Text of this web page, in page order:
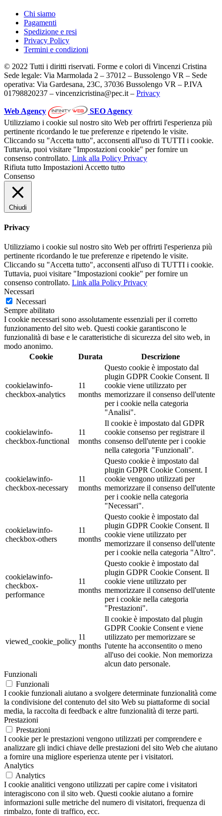
Chi siamo
Pagamenti
Spedizione e resi
Privacy Policy
Termini e condizioni
© 2022 Tutti i diritti riservati. Forme e colori di Vincenzi Cristina
Sede legale: Via Marmolada 2 – 37012 – Bussolengo VR – Sede
operativa: Via Gardesana, 23C, 37036 Bussolengo VR – P.IVA
01798820237 – vincenzicristina@pec.it – Privacy
Web Agency
SEO Agency
Utilizziamo i cookie sul nostro sito Web per offrirti l'esperienza più
pertinente ricordando le tue preferenze e ripetendo le visite.
Cliccando su "Accetta tutto", acconsenti all'uso di TUTTI i cookie.
Tuttavia, puoi visitare "Impostazioni cookie" per fornire un
consenso controllato. Link alla Policy Privacy
Rifiuta tutto Impostazioni Accetto tutto
Consenso
Chiudi
Privacy
Utilizziamo i cookie sul nostro sito Web per offrirti l'esperienza più
pertinente ricordando le tue preferenze e ripetendo le visite.
Cliccando su "Accetta tutto", acconsenti all'uso di TUTTI i cookie.
Tuttavia, puoi visitare "Impostazioni cookie" per fornire un
consenso controllato. Link alla Policy Privacy
Necessari
Necessari
Sempre abilitato
I cookie necessari sono assolutamente essenziali per il corretto
funzionamento del sito web. Questi cookie garantiscono le
funzionalità di base e le caratteristiche di sicurezza del sito web, in
modo anonimo.
Cookie
Durata Descrizione
cookielawinfo-
checkbox-analytics
11
months
Questo cookie è impostato dal
plugin GDPR Cookie Consent. Il
cookie viene utilizzato per
memorizzare il consenso dell'utente
per i cookie nella categoria
"Analisi".
cookielawinfo-
checkbox-functional
11
months
Il cookie è impostato dal GDPR
cookie consenso per registrare il
consenso dell'utente per i cookie
nella categoria "Funzionali".
cookielawinfo-
checkbox-necessary
11
months
Questo cookie è impostato dal
plugin GDPR Cookie Consent. I
cookie vengono utilizzati per
memorizzare il consenso dell'utente
per i cookie nella categoria
"Necessari".
cookielawinfo-
checkbox-others
11
months
Questo cookie è impostato dal
plugin GDPR Cookie Consent. Il
cookie viene utilizzato per
memorizzare il consenso dell'utente
per i cookie nella categoria "Altro".
cookielawinfo-
checkbox-
performance
11
months
Questo cookie è impostato dal
plugin GDPR Cookie Consent. Il
cookie viene utilizzato per
memorizzare il consenso dell'utente
per i cookie nella categoria
"Prestazioni".
viewed_cookie_policy
11
months
Il cookie è impostato dal plugin
GDPR Cookie Consent e viene
utilizzato per memorizzare se
l'utente ha acconsentito o meno
all'uso dei cookie. Non memorizza
alcun dato personale.
Funzionali
Funzionali
I cookie funzionali aiutano a svolgere determinate funzionalità come
la condivisione del contenuto del sito Web su piattaforme di social
media, la raccolta di feedback e altre funzionalità di terze parti.
Prestazioni
Prestazioni
I cookie per le prestazioni vengono utilizzati per comprendere e
analizzare gli indici chiave delle prestazioni del sito Web che aiutano
a fornire una migliore esperienza utente per i visitatori.
Analytics
Analytics
I cookie analitici vengono utilizzati per capire come i visitatori
interagiscono con il sito web. Questi cookie aiutano a fornire
informazioni sulle metriche del numero di visitatori, frequenza di
rimbalzo, fonte di traffico, ecc.